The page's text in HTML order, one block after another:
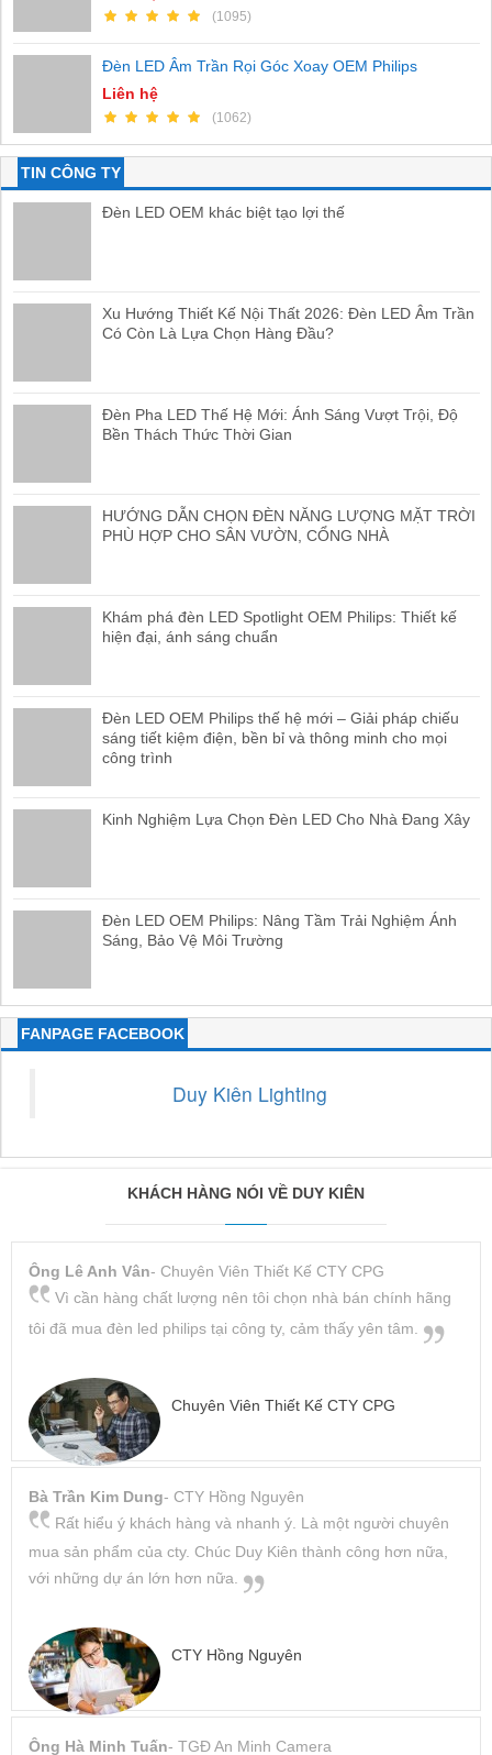
(1095)
Đèn LED Âm Trần Rọi Góc Xoay OEM Philips
Liên hệ
(1062)
TIN CÔNG TY
Đèn LED OEM khác biệt tạo lợi thế
Xu Hướng Thiết Kế Nội Thất 2026: Đèn LED Âm Trần
Có Còn Là Lựa Chọn Hàng Đầu?
Đèn Pha LED Thế Hệ Mới: Ánh Sáng Vượt Trội, Độ
Bền Thách Thức Thời Gian
HƯỚNG DẪN CHỌN ĐÈN NĂNG LƯỢNG MẶT TRỜI
PHÙ HỢP CHO SÂN VƯỜN, CỔNG NHÀ
Khám phá đèn LED Spotlight OEM Philips: Thiết kế
hiện đại, ánh sáng chuẩn
Đèn LED OEM Philips thế hệ mới – Giải pháp chiếu
sáng tiết kiệm điện, bền bỉ và thông minh cho mọi
công trình
Kinh Nghiệm Lựa Chọn Đèn LED Cho Nhà Đang Xây
Đèn LED OEM Philips: Nâng Tầm Trải Nghiệm Ánh
Sáng, Bảo Vệ Môi Trường
FANPAGE FACEBOOK
Duy Kiên Lighting
KHÁCH HÀNG NÓI VỀ DUY KIÊN
Ông Lê Anh Vân- Chuyên Viên Thiết Kế CTY CPG
Vì cần hàng chất lượng nên tôi chọn nhà bán chính hãng
tôi đã mua đèn led philips tại công ty, cảm thấy yên tâm.
Chuyên Viên Thiết Kế CTY CPG
Bà Trần Kim Dung- CTY Hồng Nguyên
Rất hiểu ý khách hàng và nhanh ý. Là một người chuyên
mua sản phẩm của cty. Chúc Duy Kiên thành công hơn nữa,
với những dự án lớn hơn nữa.
CTY Hồng Nguyên
Ông Hà Minh Tuấn- TGĐ An Minh Camera